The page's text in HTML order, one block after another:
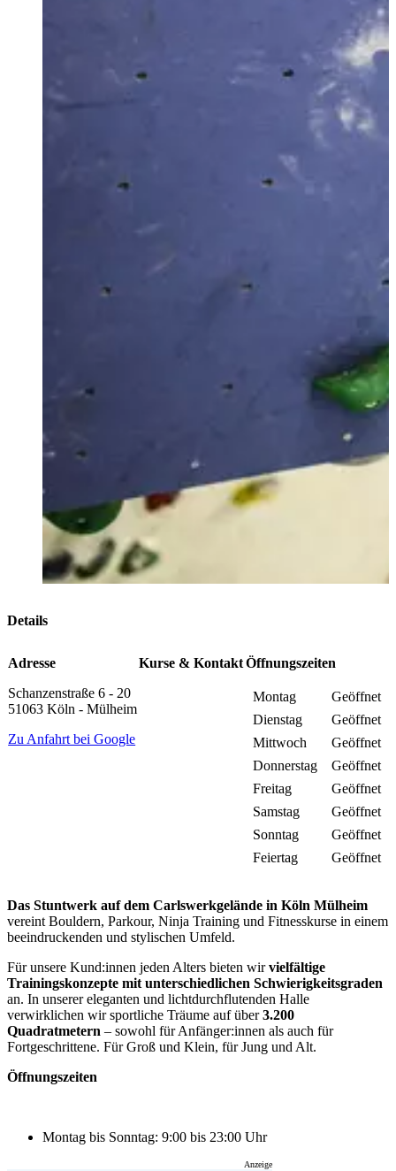
Details
Adresse
Schanzenstraße 6 - 20
51063 Köln - Mülheim
Zu Anfahrt bei Google
Kurse & KontaktÖffnungszeiten
Montag
Geöffnet
Dienstag
Geöffnet
Mittwoch
Geöffnet
Donnerstag
Geöffnet
Freitag
Geöffnet
Samstag
Geöffnet
Sonntag
Geöffnet
Feiertag
Geöffnet
Das Stuntwerk auf dem Carlswerkgelände in Köln Mülheim
vereint Bouldern, Parkour, Ninja Training und Fitnesskurse in einem
beeindruckenden und stylischen Umfeld.
Für unsere Kund:innen jeden Alters bieten wirvielfältige
Trainingskonzepte mit unterschiedlichen Schwierigkeitsgraden
an. In unserer eleganten und lichtdurchflutenden Halle
verwirklichen wir sportliche Träume auf über3.200
Quadratmetern – sowohl für Anfänger:innen als auch für
Fortgeschrittene. Für Groß und Klein, für Jung und Alt.
Öffnungszeiten
Montag bis Sonntag: 9:00 bis 23:00 Uhr
Anzeige